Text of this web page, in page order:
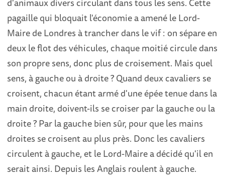
pagaille qui bloquait l'économie a amené le Lord-
Maire de Londres à trancher dans le vif : on sépare en
deux le flot des véhicules, chaque moitié circule dans
son propre sens, donc plus de croisement. Mais quel
sens, à gauche ou à droite ? Quand deux cavaliers se
croisent, chacun étant armé d'une épée tenue dans la
main droite, doivent-ils se croiser par la gauche ou la
droite ? Par la gauche bien sûr, pour que les mains
droites se croisent au plus près. Donc les cavaliers
circulent à gauche, et le Lord-Maire a décidé qu'il en
serait ainsi. Depuis les Anglais roulent à gauche.